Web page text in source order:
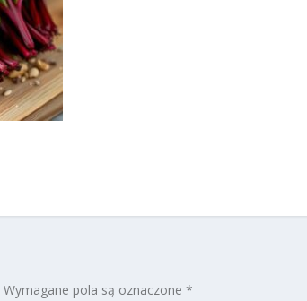
Wymagane pola są oznaczone *